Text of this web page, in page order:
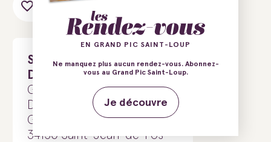
Ajouter au carnet de voyage
SPELEOPARK - GROTTE
DE CLAMOUSE
Grotte de Clamouse
D4 - Route de Saint
Guilhem le Désert
34150 Saint-Jean-de-Fos
EN GRAND PIC SAINT-LOUP
Ne manquez plus aucun rendez-vous. Abonnez-
vous au Grand Pic Saint-Loup.
Je découvre